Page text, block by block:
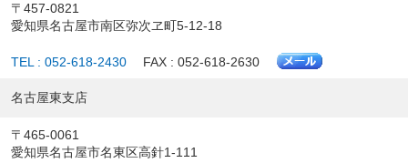
〒457-0821
愛知県名古屋市南区弥次ヱ町5-12-18
TEL : 052-618-2430 FAX : 052-618-2630
名古屋東支店
〒465-0061
愛知県名古屋市名東区高針1-111